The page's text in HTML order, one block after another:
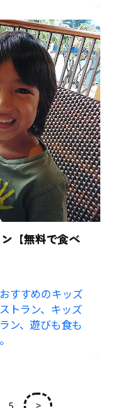
【無料で食べ
すすめのキッズ
トラン、キッズ
ン、遊びも食も
5 >